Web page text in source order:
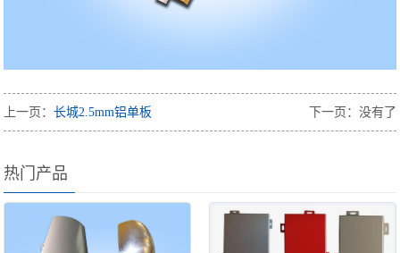
上一页：长城2.5mm铝单板 下一页：没有了
热门产品